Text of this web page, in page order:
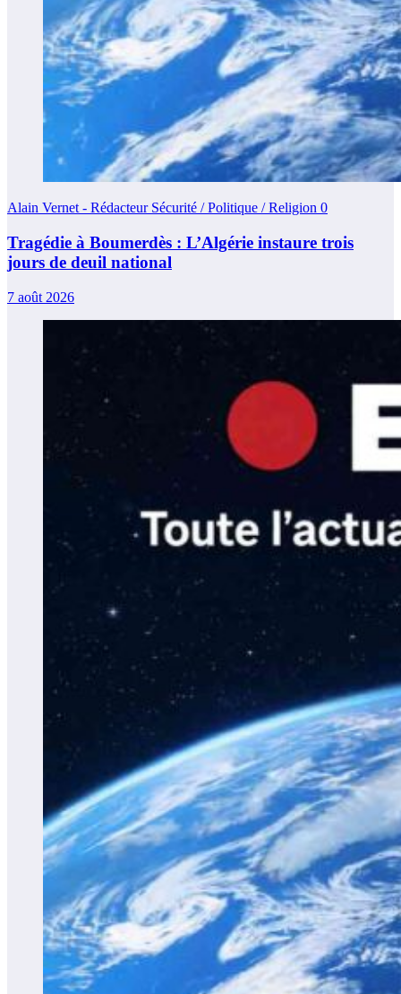
Alain Vernet - Rédacteur Sécurité / Politique / Religion 0
Tragédie à Boumerdès : L’Algérie instaure trois
jours de deuil national
7 août 2026